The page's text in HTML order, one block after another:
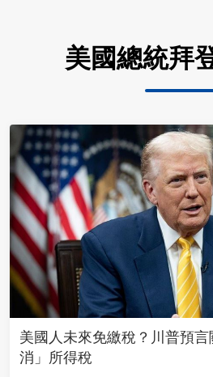
美國總統拜
美國人未來免繳稅？川普預
消」所得稅